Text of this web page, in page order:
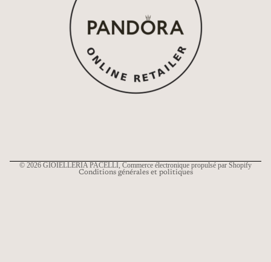
© 2026 GIOIELLERIA PACELLI , Commerce électronique propulsé par Shopify
Conditions générales et politiques
Politique de remboursement